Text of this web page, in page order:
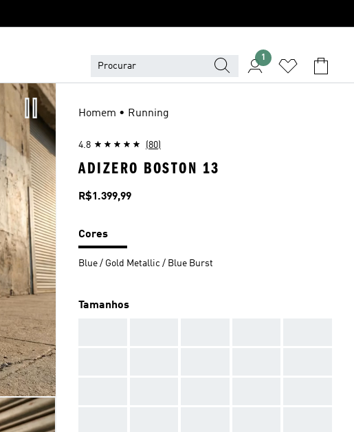
1
Homem • Running
4.8 (80)
ADIZERO BOSTON 13
Preço
R$1.399,99
Cores
Blue / Gold Metallic / Blue Burst
Tamanhos